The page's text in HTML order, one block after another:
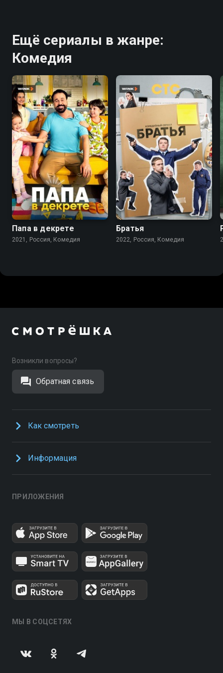
Ещё сериалы в жанре:
Комедия
7.7
Папа в декрете
2021, Россия, Комедия
7.1
Братья
2022, Россия, Комедия
Возникли вопросы?
Обратная связь
Как смотреть
Информация
ПРИЛОЖЕНИЯ
МЫ В СОЦСЕТЯХ